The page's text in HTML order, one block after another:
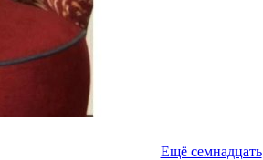
Ещё семнадцать